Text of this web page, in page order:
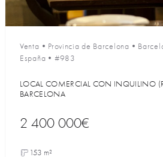
Venta • Provincia de Barcelona •
España • #983
LOCAL COMERCIAL CON INQUILINO
BARCELONA
2 400 000€
153 m²